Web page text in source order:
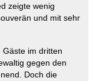
zeigte wenig
und mit sehr
im dritten
gegen den
Doch die